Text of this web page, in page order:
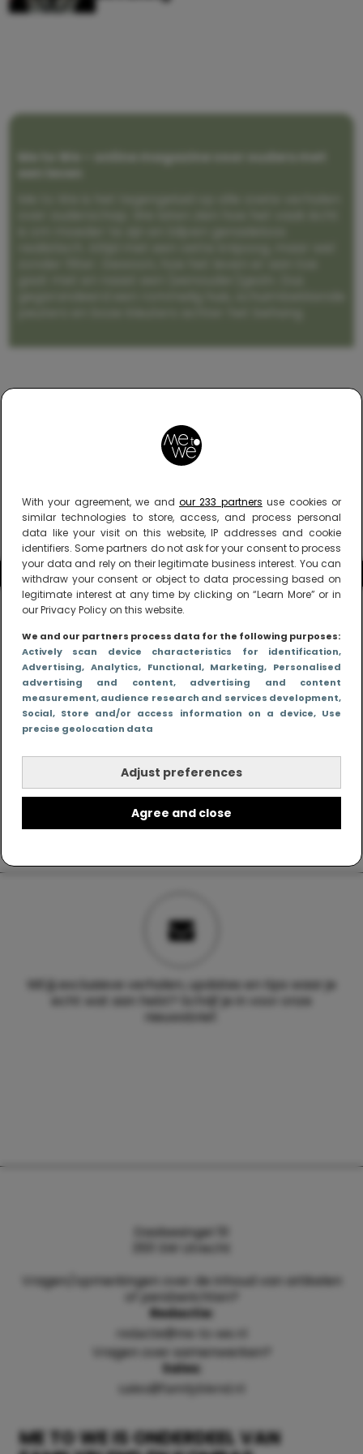
With your agreement, we and our 233 partners use cookies or
similar technologies to store, access, and process personal
data like your visit on this website, IP addresses and cookie
identifiers. Some partners do not ask for your consent to process
your data and rely on their legitimate business interest. You can
withdraw your consent or object to data processing based on
legitimate interest at any time by clicking on “Learn More” or in
our Privacy Policy on this website.
We and our partners process data for the following purposes:
Actively scan device characteristics for identification,
Advertising, Analytics, Functional, Marketing, Personalised
advertising and content, advertising and content
measurement, audience research and services development,
Social, Store and/or access information on a device, Use
precise geolocation data
Adjust preferences
Agree and close
Me to We – online magazine voor ouders met
Wil jij exclusieve verhalen, updates en tips waar je
echt wat aan hebt? Schrijf je in voor onze
nieuwsbrief.
ME TO WE IS ONDERDEEL VAN
Daalsesingel 51
3511 SW Utrecht
Vragen/opmerkingen over de inhoud van artikelen
of persberichten?
Redactie:
redactie@me-to-we.nl
Vragen over samenwerken?
Sales:
sales@familyblend.nl